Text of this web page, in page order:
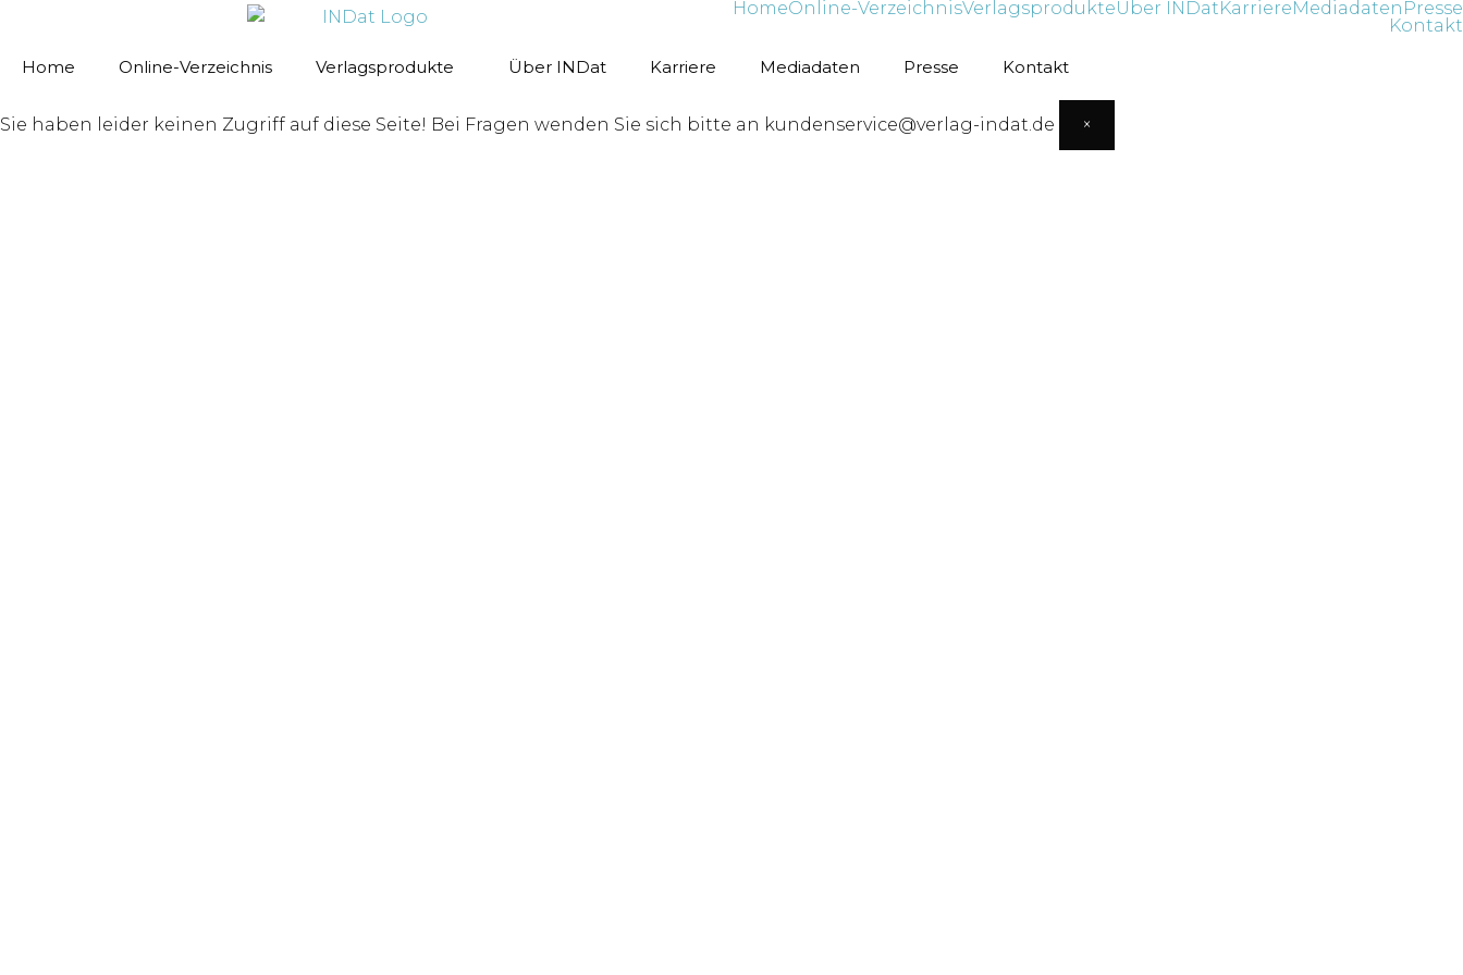
HomeOnline-VerzeichnisVerlagsprodukteÜber INDatKarriereMediadaten Presse
Kontakt
Home
Online-Verzeichnis Verlagsprodukte Über INDat Karriere Mediadaten Presse Kontakt
Sie haben leider keinen Zugriff auf diese Seite! Bei Fragen wenden Sie sich bitte an kundenservice@verlag-indat.de ×